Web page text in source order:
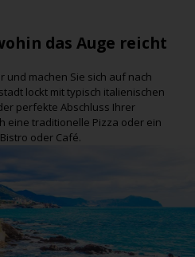
das Auge reicht
und machen Sie sich auf nach
lockt mit typisch italienischen
perfekte Abschluss Ihrer
eine traditionelle Pizza oder ein
oder Café.